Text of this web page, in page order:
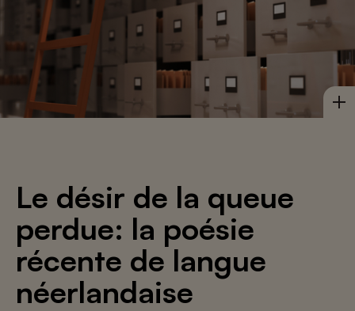
Le désir de la queue
perdue: la poésie
récente de langue
néerlandaise